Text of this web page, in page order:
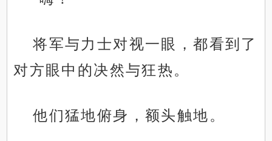
将军与力士对视一眼，都看到了
对方眼中的决然与狂热。
他们猛地俯身，额头触地。